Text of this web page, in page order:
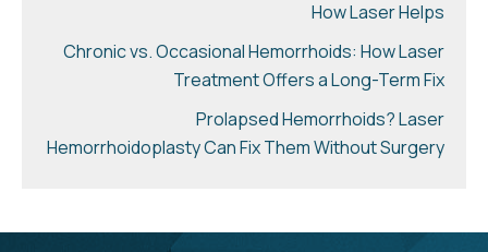
How Laser Helps
Chronic vs. Occasional Hemorrhoids: How Laser
Treatment Offers a Long-Term Fix
Prolapsed Hemorrhoids? Laser
Hemorrhoidoplasty Can Fix Them Without Surgery